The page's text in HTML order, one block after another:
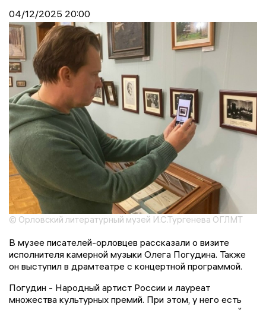
04/12/2025 20:00
© Орловский литературный музей И.С.Тургенева ОГЛМТ
В музее писателей-орловцев рассказали о визите
исполнителя камерной музыки Олега Погудина. Также
он выступил в драмтеатре с концертной программой.
Погудин - Народный артист России и лауреат
множества культурных премий. При этом, у него есть